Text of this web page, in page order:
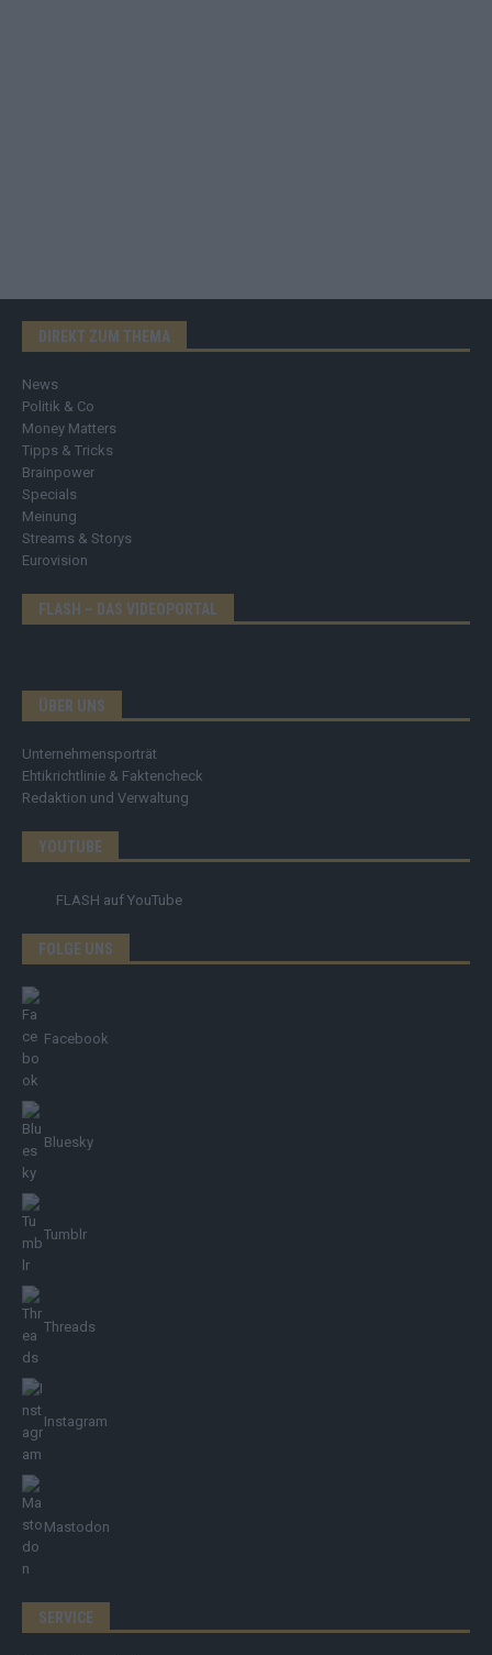
DIREKT ZUM THEMA
News
Politik & Co
Money Matters
Tipps & Tricks
Brainpower
Specials
Meinung
Streams & Storys
Eurovision
FLASH – DAS VIDEOPORTAL
ÜBER UNS
Unternehmensporträt
Ehtikrichtlinie & Faktencheck
Redaktion und Verwaltung
YOUTUBE
FLASH auf YouTube
FOLGE UNS
Facebook
Bluesky
Tumblr
Threads
Instagram
Mastodon
SERVICE